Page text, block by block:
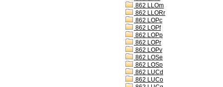
862 LLOm
862 LLORr
862 LOPc
862 LOPf
862 LOPp
862 LOPr
862 LOPv
862 LOSe
862 LOSp
862 LUCd
862 LUCo